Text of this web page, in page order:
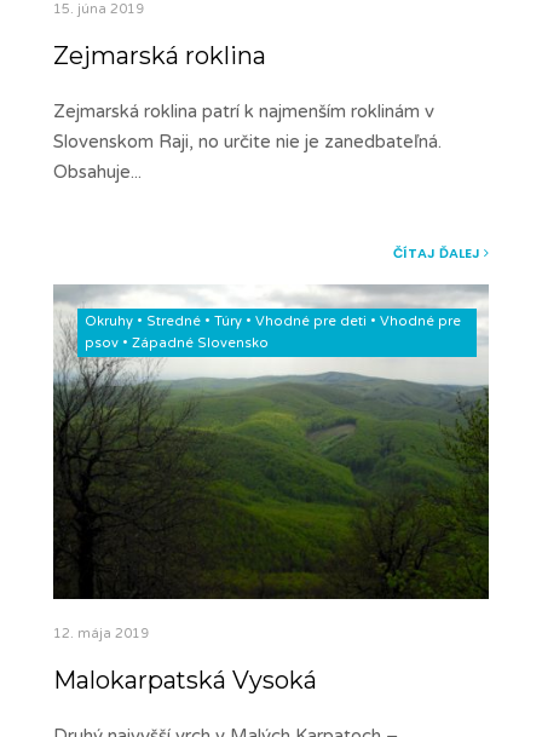
15. júna 2019
Zejmarská roklina
Zejmarská roklina patrí k najmenším roklinám v
Slovenskom Raji, no určite nie je zanedbateľná.
Obsahuje...
ČÍTAJ ĎALEJ
Okruhy • Stredné • Túry • Vhodné pre deti • Vhodné pre
psov • Západné Slovensko
12. mája 2019
Malokarpatská Vysoká